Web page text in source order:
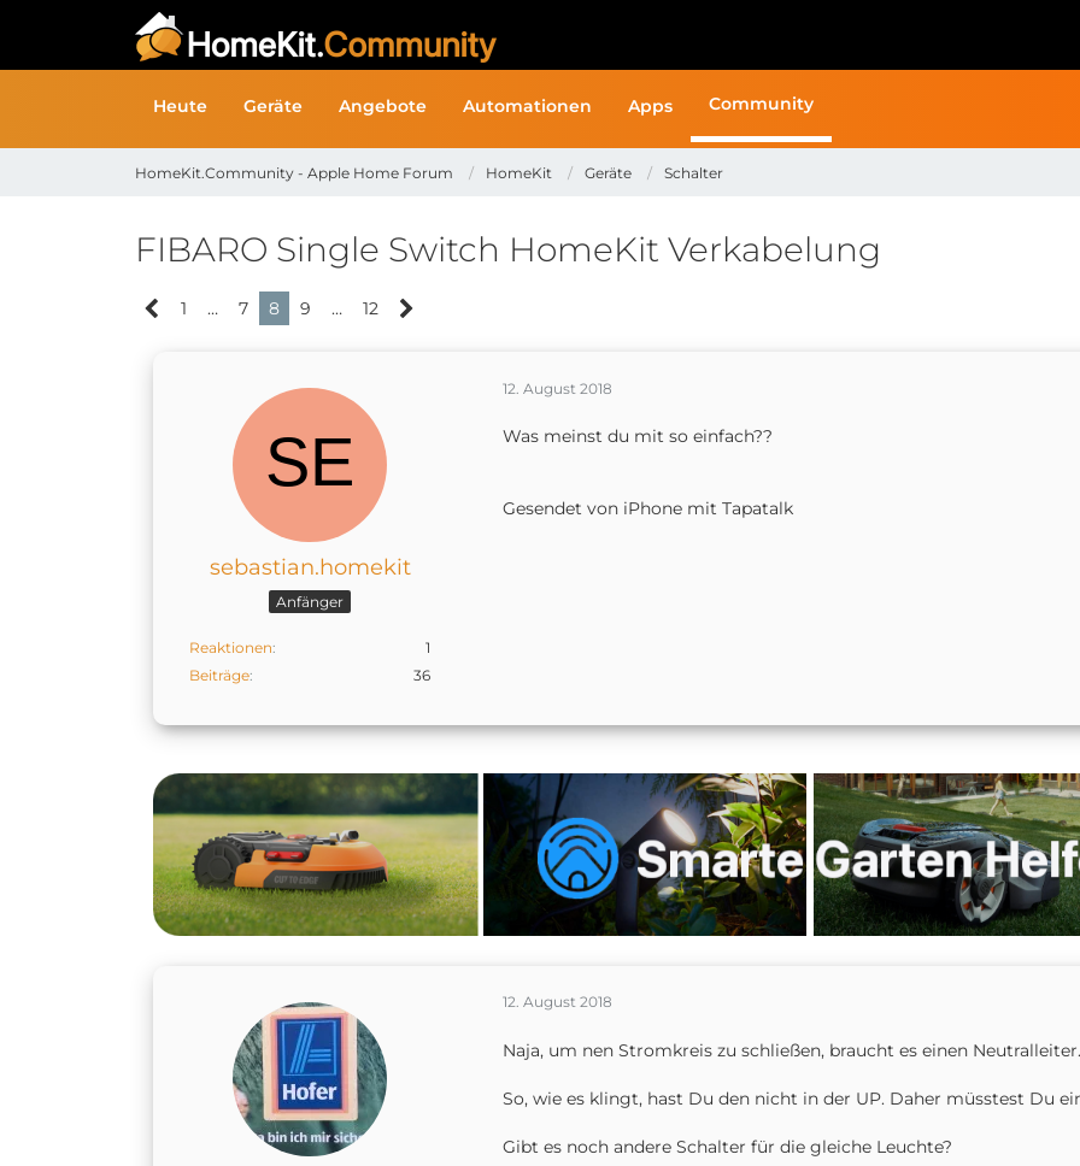
Heute Geräte Angebote Automationen Apps Community
HomeKit.Community - Apple Home Forum HomeKit Geräte Schalter
FIBARO Single Switch HomeKit Verkabelung
1 … 7 8 9 … 12
sebastian.homekit
Anfänger
Reaktionen
1
Beiträge
36
12. August 2018
Was meinst du mit so einfach??
Gesendet von iPhone mit Tapatalk
12. August 2018
Naja, um nen Stromkreis zu schließen, braucht es einen
So, wie es klingt, hast Du den nicht in der UP. Daher müsstest Du
Gibt es noch andere Schalter für die gleiche Leuchte?